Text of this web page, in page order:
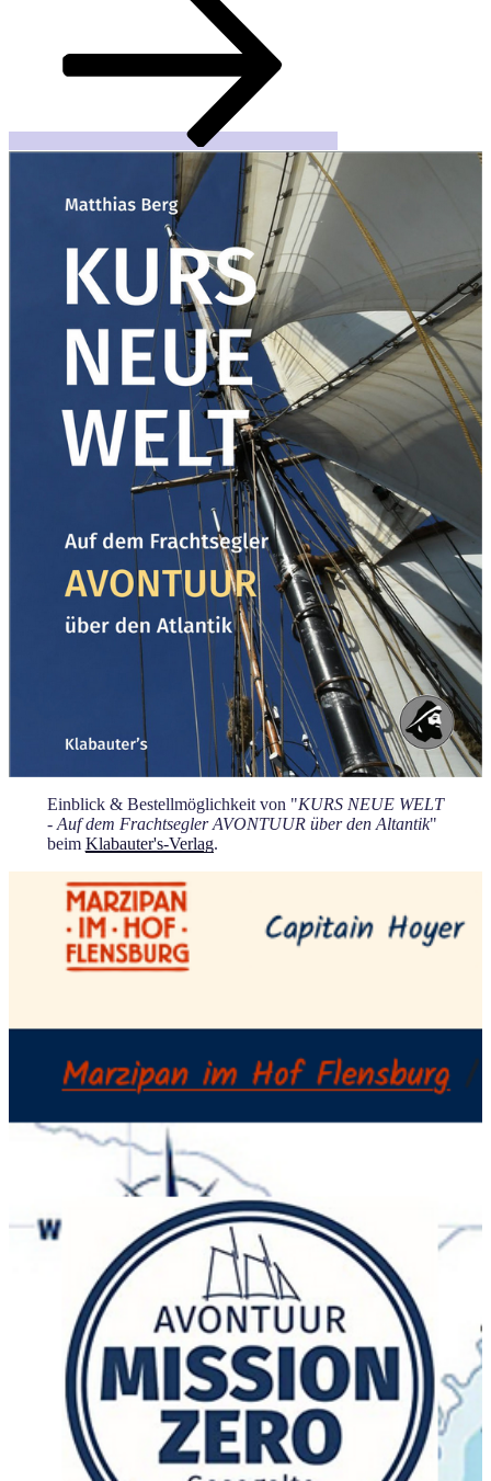
Einblick & Bestellmöglichkeit von "KURS NEUE WELT
- Auf dem Frachtsegler AVONTUUR über den Altantik"
beim Klabauter's-Verlag.